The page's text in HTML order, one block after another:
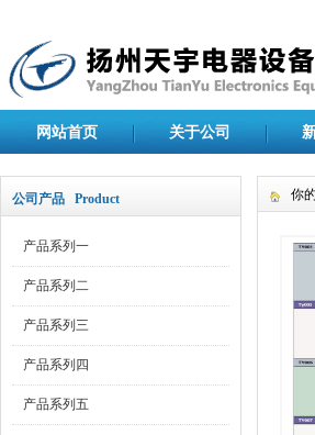
网站首页 关于公司
公司产品 Product
产品系列一
产品系列二
产品系列三
产品系列四
产品系列五
你